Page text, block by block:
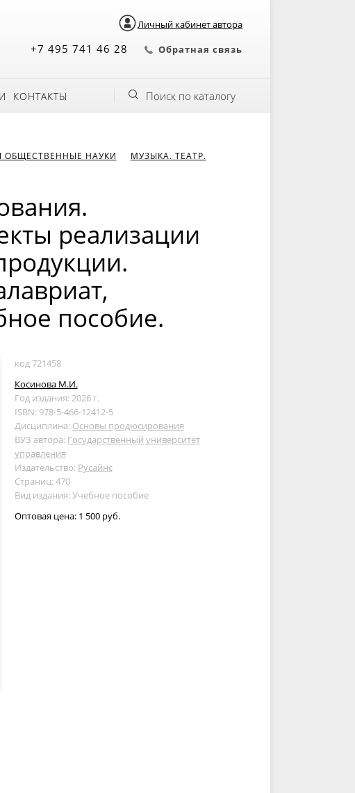
Личный кабинет автора
+7 495 741 46 28 Обратная связь
КОНТАКТЫ Поиск по каталогу
ОБЩЕСТВЕННЫЕ НАУКИ
МУЗЫКА. ТЕАТР.
реализации
пособие.
код 721458
Косинова М.И.
Год издания: 2026 г.
ISBN: 978-5-466-12412-5
Дисциплина: Основы продюсирования
ВУЗ автора: Государственный университет
управления
Издательство: Русайнс
Страниц: 470
Вид издания: Учебное пособие
Оптовая цена: 1 500 руб.